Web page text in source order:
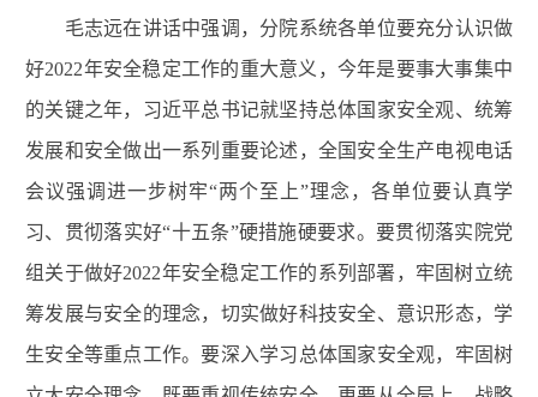
毛志远在讲话中强调，分院系统各单位要充分认识做
好2022年安全稳定工作的重大意义，今年是要事大事集中
的关键之年，习近平总书记就坚持总体国家安全观、统筹
发展和安全做出一系列重要论述，全国安全生产电视电话
会议强调进一步树牢“两个至上”理念，各单位要认真学
习、贯彻落实好“十五条”硬措施硬要求。要贯彻落实院党
组关于做好2022年安全稳定工作的系列部署，牢固树立统
筹发展与安全的理念，切实做好科技安全、意识形态，学
生安全等重点工作。要深入学习总体国家安全观，牢固树